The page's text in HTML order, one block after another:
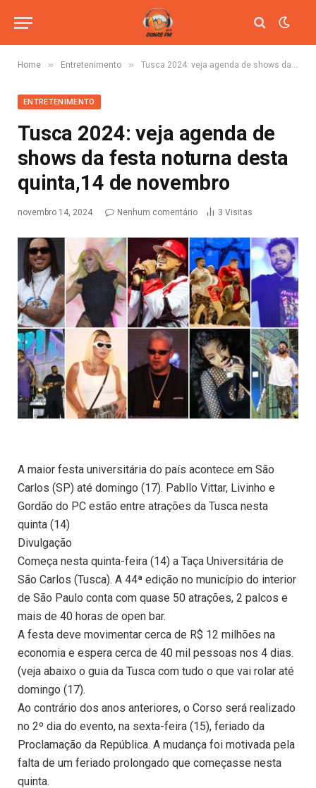
Home » Entretenimento » Tusca 2024: veja agenda de shows da festa noturna desta quinta,14 de novembro
ENTRETENIMENTO
Tusca 2024: veja agenda de
shows da festa noturna desta
quinta,14 de novembro
novembro 14, 2024 Nenhum comentário 3 Visitas
A maior festa universitária do país acontece em São
Carlos (SP) até domingo (17). Pabllo Vittar, Livinho e
Gordão do PC estão entre atrações da Tusca nesta
quinta (14)
Divulgação
Começa nesta quinta-feira (14) a Taça Universitária de
São Carlos (Tusca). A 44ª edição no município do interior
de São Paulo conta com quase 50 atrações, 2 palcos e
mais de 40 horas de open bar.
A festa deve movimentar cerca de R$ 12 milhões na
economia e espera cerca de 40 mil pessoas nos 4 dias.
(veja abaixo o guia da Tusca com tudo o que vai rolar até
domingo (17).
Ao contrário dos anos anteriores, o Corso será realizado
no 2º dia do evento, na sexta-feira (15), feriado da
Proclamação da República. A mudança foi motivada pela
falta de um feriado prolongado que começasse nesta
quinta.